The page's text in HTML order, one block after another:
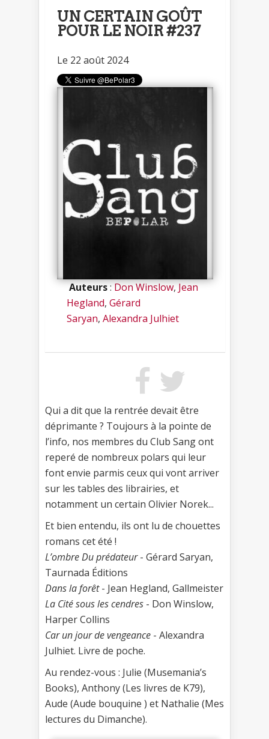
UN CERTAIN GOÛT
POUR LE NOIR #237
Le 22 août 2024
Auteurs:Don Winslow,Jean
Hegland, Gérard
Saryan, Alexandra Julhiet
Qui a dit que la rentrée devait être
déprimante ? Toujours à la pointe de
l’info, nos membres du Club Sang ont
reperé de nombreux polars qui leur
font envie parmis ceux qui vont arriver
sur les tables des librairies, et
notamment un certain Olivier Norek...
Et bien entendu, ils ont lu de chouettes
romans cet été !
L’ombre Du prédateur- Gérard Saryan,
Taurnada Éditions
Dans la forêt- Jean Hegland, Gallmeister
La Cité sous les cendres - Don Winslow,
Harper Collins
Car un jour de vengeance - Alexandra
Julhiet. Livre de poche.
Au rendez-vous : Julie (Musemania’s
Books), Anthony (Les livres de K79),
Aude (Aude bouquine ) et Nathalie (Mes
lectures du Dimanche).